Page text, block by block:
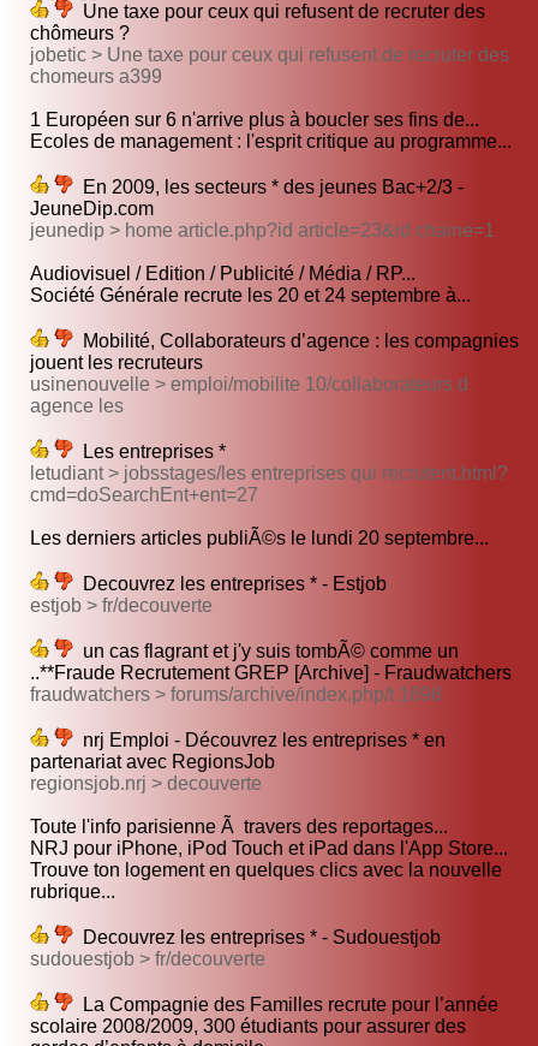
Une taxe pour ceux qui refusent de recruter des
chômeurs ?
jobetic > Une taxe pour ceux qui refusent de recruter des
chomeurs a399
1 Européen sur 6 n'arrive plus à boucler ses fins de...
Ecoles de management : l'esprit critique au programme...
En 2009, les secteurs * des jeunes Bac+2/3 -
JeuneDip.com
jeunedip > home article.php?id article=23&id chaine=1
Audiovisuel / Edition / Publicité / Média / RP...
Société Générale recrute les 20 et 24 septembre à...
Mobilité, Collaborateurs d’agence : les compagnies
jouent les recruteurs
usinenouvelle > emploi/mobilite 10/collaborateurs d
agence les
Les entreprises *
letudiant > jobsstages/les entreprises qui recrutent.html?
cmd=doSearchEnt+ent=27
Les derniers articles publiÃ©s le lundi 20 septembre...
Decouvrez les entreprises * - Estjob
estjob > fr/decouverte
un cas flagrant et j'y suis tombÃ© comme un
..**Fraude Recrutement GREP [Archive] - Fraudwatchers
fraudwatchers > forums/archive/index.php/t 1698
nrj Emploi - Découvrez les entreprises * en
partenariat avec RegionsJob
regionsjob.nrj > decouverte
Toute l'info parisienne Ã travers des reportages...
NRJ pour iPhone, iPod Touch et iPad dans l'App Store...
Trouve ton logement en quelques clics avec la nouvelle
rubrique...
Decouvrez les entreprises * - Sudouestjob
sudouestjob > fr/decouverte
La Compagnie des Familles recrute pour l’année
scolaire 2008/2009, 300 étudiants pour assurer des